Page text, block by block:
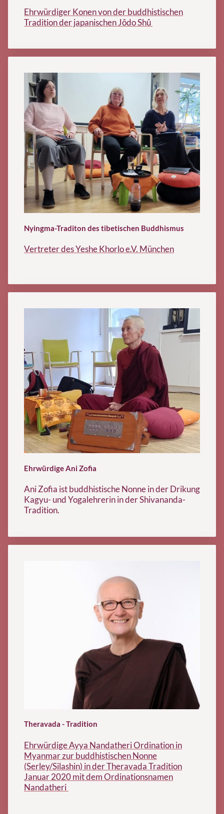
Ehrwürdiger Konen von der buddhistischen
Tradition der japanischen Jôdo Shû
Nyingma-Traditon des tibetischen Buddhismus
Vertreter desYeshe Khorlo e.V. München
Ehrwürdige Ani Zofia
Ani Zofia ist buddhistische Nonne in der Drikung
Kagyu- und Yogalehrerin in der Shivananda-
Tradition.
Theravada - Tradition
Ehrwürdige Ayya Nandatheri Ordination in
Myanmar zur buddhistischen Nonne
(Serley/Silashin) in der Theravada Tradition
Januar 2020 mit dem Ordinationsnamen
Nandatheri